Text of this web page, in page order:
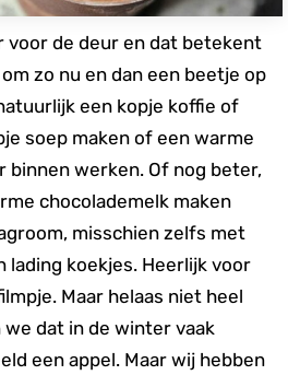
voor de deur en dat betekent
zo nu en dan een beetje op
een kopje koffie of
soep maken of een warme
binnen werken. Of nog beter,
chocolademelk maken
misschien zelfs met
lading koekjes. Heerlijk voor
Maar helaas niet heel
we dat in de winter vaak
een appel. Maar wij hebben